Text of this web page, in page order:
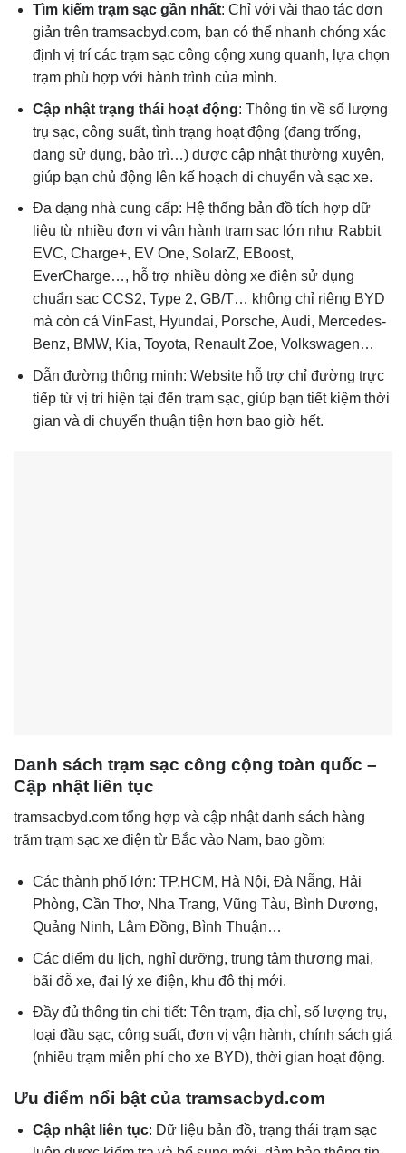
Tìm kiếm trạm sạc gần nhất: Chỉ với vài thao tác đơn
giản trên tramsacbyd.com, bạn có thể nhanh chóng xác
định vị trí các trạm sạc công cộng xung quanh, lựa chọn
trạm phù hợp với hành trình của mình.
Cập nhật trạng thái hoạt động: Thông tin về số lượng
trụ sạc, công suất, tình trạng hoạt động (đang trống,
đang sử dụng, bảo trì…) được cập nhật thường xuyên,
giúp bạn chủ động lên kế hoạch di chuyển và sạc xe.
Đa dạng nhà cung cấp: Hệ thống bản đồ tích hợp dữ
liệu từ nhiều đơn vị vận hành trạm sạc lớn như Rabbit
EVC, Charge+, EV One, SolarZ, EBoost,
EverCharge…, hỗ trợ nhiều dòng xe điện sử dụng
chuẩn sạc CCS2, Type 2, GB/T… không chỉ riêng BYD
mà còn cả VinFast, Hyundai, Porsche, Audi, Mercedes-
Benz, BMW, Kia, Toyota, Renault Zoe, Volkswagen…
Dẫn đường thông minh: Website hỗ trợ chỉ đường trực
tiếp từ vị trí hiện tại đến trạm sạc, giúp bạn tiết kiệm thời
gian và di chuyển thuận tiện hơn bao giờ hết.
Danh sách trạm sạc công cộng toàn quốc –
Cập nhật liên tục
tramsacbyd.com tổng hợp và cập nhật danh sách hàng
trăm trạm sạc xe điện từ Bắc vào Nam, bao gồm:
Các thành phố lớn: TP.HCM, Hà Nội, Đà Nẵng, Hải
Phòng, Cần Thơ, Nha Trang, Vũng Tàu, Bình Dương,
Quảng Ninh, Lâm Đồng, Bình Thuận…
Các điểm du lịch, nghỉ dưỡng, trung tâm thương mại,
bãi đỗ xe, đại lý xe điện, khu đô thị mới.
Đầy đủ thông tin chi tiết: Tên trạm, địa chỉ, số lượng trụ,
loại đầu sạc, công suất, đơn vị vận hành, chính sách giá
(nhiều trạm miễn phí cho xe BYD), thời gian hoạt động.
Ưu điểm nổi bật của tramsacbyd.com
Cập nhật liên tục: Dữ liệu bản đồ, trạng thái trạm sạc